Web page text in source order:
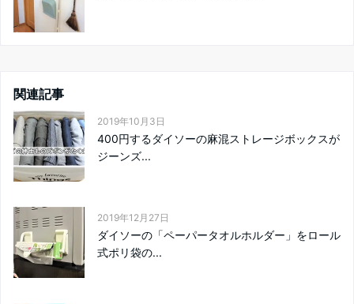
関連記事
2019年10月3日
400円するダイソーの麻混ストレージボックスが
ジーンズ...
2019年12月27日
ダイソーの「ペーパータオルホルダー」をロール
式ポリ袋の...